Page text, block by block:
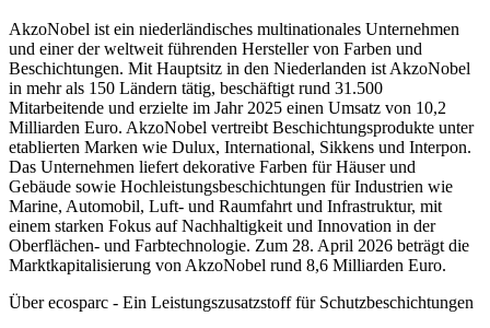
AkzoNobel ist ein niederländisches multinationales Unternehmen
und einer der weltweit führenden Hersteller von Farben und
Beschichtungen. Mit Hauptsitz in den Niederlanden ist AkzoNobel
in mehr als 150 Ländern tätig, beschäftigt rund 31.500
Mitarbeitende und erzielte im Jahr 2025 einen Umsatz von 10,2
Milliarden Euro. AkzoNobel vertreibt Beschichtungsprodukte unter
etablierten Marken wie Dulux, International, Sikkens und Interpon.
Das Unternehmen liefert dekorative Farben für Häuser und
Gebäude sowie Hochleistungsbeschichtungen für Industrien wie
Marine, Automobil, Luft- und Raumfahrt und Infrastruktur, mit
einem starken Fokus auf Nachhaltigkeit und Innovation in der
Oberflächen- und Farbtechnologie. Zum 28. April 2026 beträgt die
Marktkapitalisierung von AkzoNobel rund 8,6 Milliarden Euro.
Über ecosparc - Ein Leistungszusatzstoff für Schutzbeschichtungen